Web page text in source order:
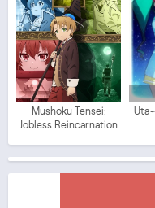
Mushoku Tensei:
Jobless Reincarnation